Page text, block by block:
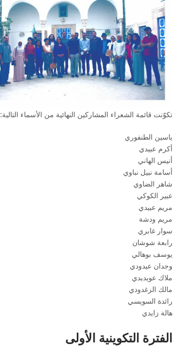
تكوّنت قائمة الشعراء المشاركين النهائية من الأسماء التالية:
ياسين الطنفوري
أكرم عبيدي
أنيس الهاني
أسامة نبيل نباوي
شاهر الضاوي
عبير الكوكي
مريم عبيدي
مريم ودشة
سوار غابري
رابعة شوشان
يوسف بوهالي
وجدان عيدودي
ملاك عويديدي
مالك الزغدودي
رائدة السويسي
هالة زايدي
الفترة التكوينية الأولى